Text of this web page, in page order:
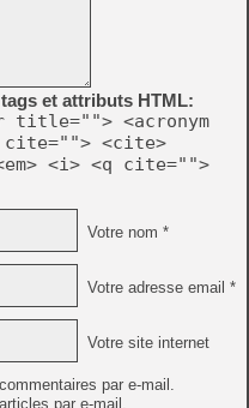
et attributs HTML:
<acronym
cite=""> <cite>
<i> <q cite="">
Votre nom *
Votre adresse email *
Votre site internet
par e-mail.
par e-mail.